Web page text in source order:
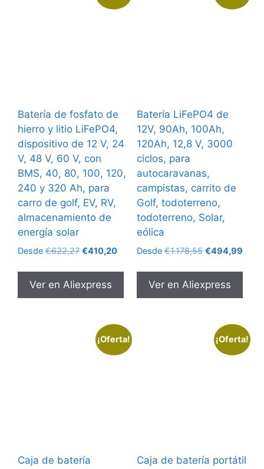
Batería de fosfato de
hierro y litio LiFePO4,
dispositivo de 12 V, 24
V, 48 V, 60 V, con
BMS, 40, 80, 100, 120,
240 y 320 Ah, para
carro de golf, EV, RV,
almacenamiento de
energía solar
Desde €622,27 El
original
era:
€622,27.
€410,20El
actual
€410,20.
Ver en Aliexpress
Batería LiFePO4 de
12V, 90Ah, 100Ah,
120Ah, 12,8 V, 3000
ciclos, para
autocaravanas,
campistas, carrito de
Golf, todoterreno,
todoterreno, Solar,
eólica
Desde€1.178,55 El
original
era:
€1.178,55.
€494,99El
Ver en Aliexpress
¡Oferta!
Caja de batería
¡Oferta!
Caja de batería portátil